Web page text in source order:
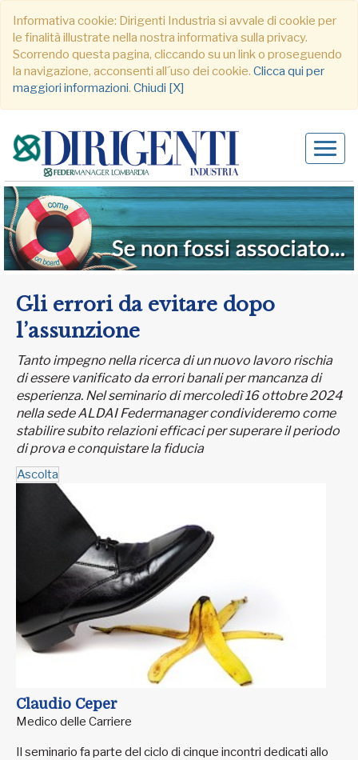
Informativa cookie: Dirigenti Industria si avvale di cookie per
le finalità illustrate nella nostra informativa sulla privacy.
Scorrendo questa pagina, cliccando su un link o proseguendo
la navigazione, acconsenti all´uso dei cookie. Clicca qui per
maggiori informazioni. Chiudi [X]
Gli errori da evitare dopo
l’assunzione
Tanto impegno nella ricerca di un nuovo lavoro rischia
di essere vanificato da errori banali per mancanza di
esperienza. Nel seminario di mercoledì 16 ottobre 2024
nella sede ALDAI Federmanager condivideremo come
stabilire subito relazioni efficaci per superare il periodo
di prova e conquistare la fiducia
Ascolta
Claudio Ceper
Medico delle Carriere
Il seminario fa parte del ciclo di cinque incontri dedicati allo